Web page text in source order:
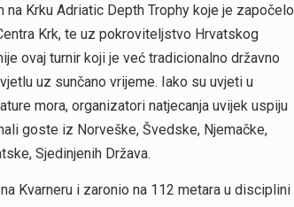
Krku Adriatic Depth Trophy koje je započelo
Krk, te uz pokroviteljstvo Hrvatskog
ovaj turnir koji je već tradicionalno državno
uz sunčano vrijeme. Iako su uvjeti u
mora, organizatori natjecanja uvijek uspiju
goste iz Norveške, Švedske, Njemačke,
Sjedinjenih Država.
Kvarneru i zaronio na 112 metara u disciplini